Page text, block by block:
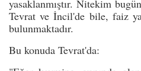
yasaklanmıştır. Nitekim
Tevrat ve İncil'de bile, faiz
bulunmaktadır.
Bu konuda Tevrat'da: